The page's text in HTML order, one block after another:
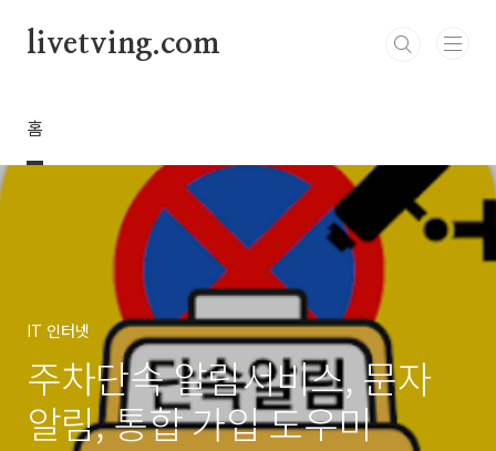
livetving.com
홈
IT 인터넷
주차단속 알림서비스, 문자
알림, 통합 가입 도우미